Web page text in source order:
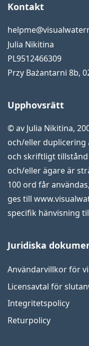
Kontakt
Julia Nikitina
PL9512466309
Przy Bażantarni 8b,
Upphovsrätt
© av Julia Nikitina,
och/eller
och skriftligt
och/eller ägare är
100 ord får
ges till
specifik hänvisning
Juridiska
Användarvillkor för
Licensavtal för
Integritetspolicy
Returpolicy